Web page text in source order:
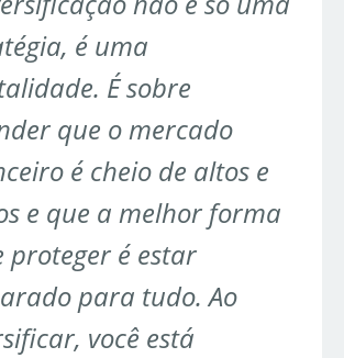
é uma
É sobre
que o mercado
é cheio de altos e
e que a melhor forma
proteger é estar
para tudo. Ao
você está